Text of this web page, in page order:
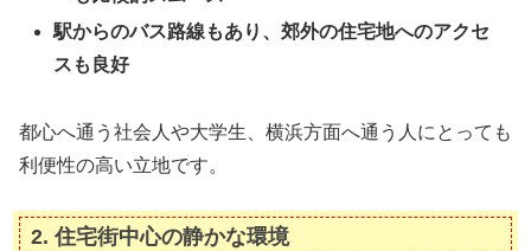
駅からのバス路線もあり、郊外の住宅地へのアクセ
スも良好
都心へ通う社会人や大学生、横浜方面へ通う人にとっても
利便性の高い立地です。
2. 住宅街中心の静かな環境